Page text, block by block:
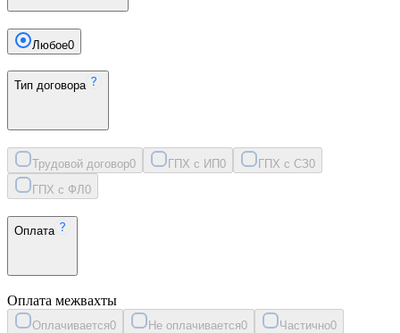
Любое0
Тип договора
Трудовой договор0 ГПХ с ИП0 ГПХ с СЗ0
ГПХ с ФЛ 0
Оплата
Оплата межвахты
Оплачивается0 Не оплачивается0 Частично0